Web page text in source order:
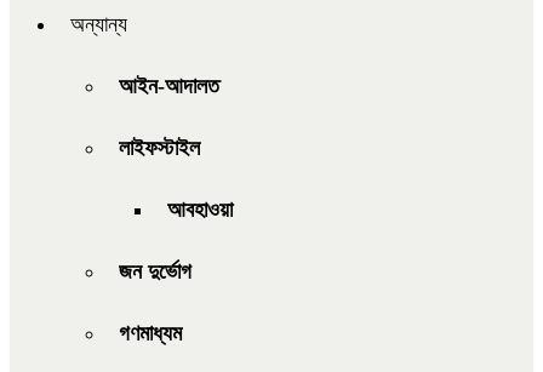
অন্যান্য
আইন-আদালত
লাইফস্টাইল
আবহাওয়া
জন দুর্ভোগ
গণমাধ্যম